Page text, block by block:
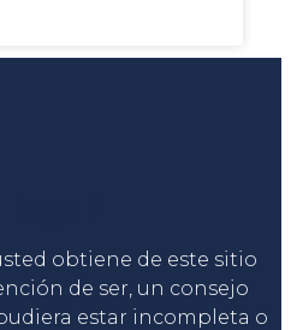
obtiene de este sitio
de ser, un consejo
estar incompleta o